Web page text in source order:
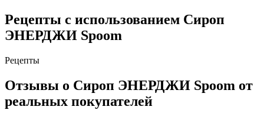
Рецепты с использованием Сироп
ЭНЕРДЖИ Spoom
Рецепты
Отзывы о Сироп ЭНЕРДЖИ Spoom от
реальных покупателей